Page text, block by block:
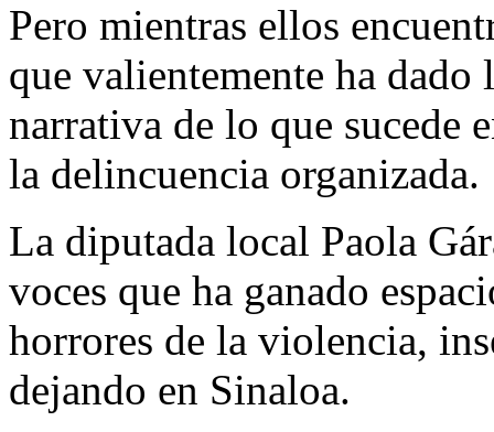
Pero mientras ellos
que valientemente ha dado
narrativa de lo que sucede
la delincuencia organizada.
La diputada local Paola
voces que ha ganado
horrores de la violencia,
dejando en Sinaloa.